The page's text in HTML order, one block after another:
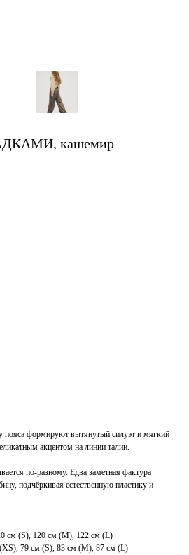
кашемир
формируют вытянутый силуэт и мягкий
акцентом на линии талии.
по-разному. Едва заметная фактура
подчёркивая естественную пластику и
см (S), 120 см (М), 122 см (L)
(XS), 79 см (S), 83 см (М), 87 см (L)